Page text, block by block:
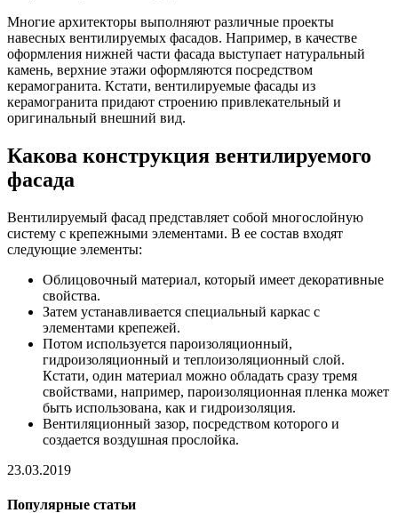
Многие архитекторы выполняют различные проекты
навесных вентилируемых фасадов. Например, в качестве
оформления нижней части фасада выступает натуральный
камень, верхние этажи оформляются посредством
керамогранита. Кстати, вентилируемые фасады из
керамогранита придают строению привлекательный и
оригинальный внешний вид.
Какова конструкция вентилируемого
фасада
Вентилируемый фасад представляет собой многослойную
систему с крепежными элементами. В ее состав входят
следующие элементы:
Облицовочный материал, который имеет декоративные
свойства.
Затем устанавливается специальный каркас с
элементами крепежей.
Потом используется пароизоляционный,
гидроизоляционный и теплоизоляционный слой.
Кстати, один материал можно обладать сразу тремя
свойствами, например, пароизоляционная пленка может
быть использована, как и гидроизоляция.
Вентиляционный зазор, посредством которого и
создается воздушная прослойка.
23.03.2019
Популярные статьи